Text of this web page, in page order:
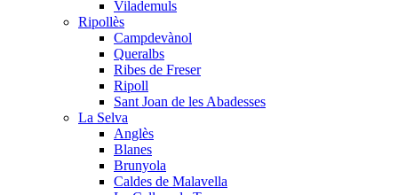
Vilademuls
Ripollès
Campdevànol
Queralbs
Ribes de Freser
Ripoll
Sant Joan de les Abadesses
La Selva
Anglès
Blanes
Brunyola
Caldes de Malavella